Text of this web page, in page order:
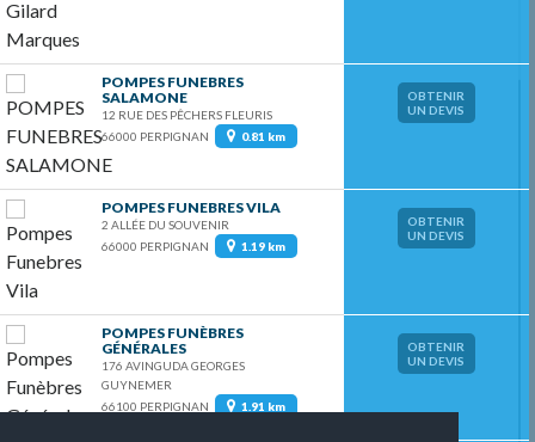
POMPES FUNEBRES
SALAMONE
12 RUE DES PÊCHERS FLEURIS
66000 PERPIGNAN
0.81 km
OBTENIR
UN DEVIS
POMPES FUNEBRES VILA
2 ALLÉE DU SOUVENIR
66000 PERPIGNAN
1.19 km
OBTENIR
UN DEVIS
POMPES FUNÈBRES
GÉNÉRALES
176 AVINGUDA GEORGES
GUYNEMER
66100 PERPIGNAN
1.91 km
OBTENIR
UN DEVIS